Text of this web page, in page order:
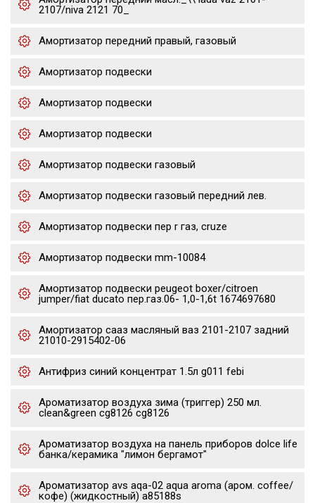
2107/niva 2121 70_
Амортизатор передний правый, газовый
Амортизатор подвески
Амортизатор подвески
Амортизатор подвески
Амортизатор подвески газовый
Амортизатор подвески газовый передний лев.
Амортизатор подвески пер r газ, cruze
Амортизатор подвески mm-10084
Амортизатор подвески peugeot boxer/citroen
jumper/fiat ducato пер.газ.06- 1,0-1,6t 1674697680
Амортизатор сааз масляный ваз 2101-2107 задний
21010-2915402-06
Антифриз синий концентрат 1.5л g011 febi
Ароматизатор воздуха зима (триггер) 250 мл.
clean&green cg8126 cg8126
Ароматизатор воздуха на панель приборов dolce life
банка/керамика "лимон бергамот"
Ароматизатор avs aqa-02 aqua aroma (аром. coffee/
кофе) (жидкостный) a85188s